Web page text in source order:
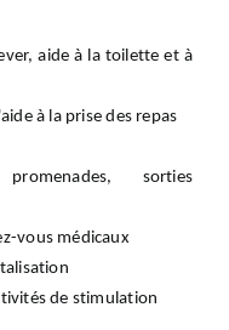
aide à la toilette et à
à la prise des repas
sorties
vous médicaux
de stimulation